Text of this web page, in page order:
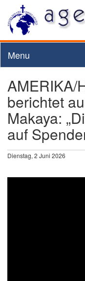
Menu
AMERIKA/
berichtet
Makaya:
auf
Dienstag, 2 Juni 2026